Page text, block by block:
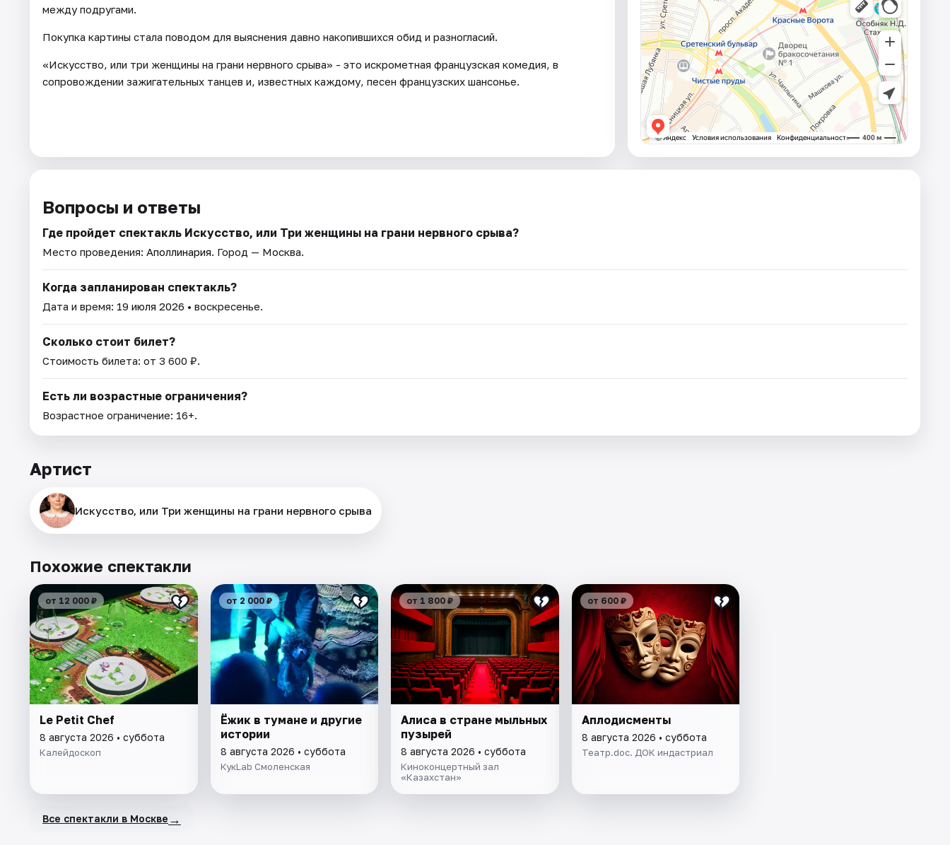
между подругами.
Покупка картины стала поводом для выяснения давно накопившихся обид и разногласий.
«Искусство, или три женщины на грани нервного срыва» - это искрометная французская комедия, в
сопровождении зажигательных танцев и, известных каждому, песен французских шансонье.
Вопросы и ответы
Где пройдет спектакль Искусство, или Три женщины на грани нервного срыва?
Место проведения: Аполлинария. Город — Москва.
Когда запланирован спектакль?
Дата и время: 19 июля 2026 • воскресенье.
Сколько стоит билет?
Стоимость билета: от 3 600 ₽.
Есть ли возрастные ограничения?
Возрастное ограничение: 16+.
Артист
Искусство, или Три женщины на грани нервного срыва
Похожие спектакли
от 12 000 ₽
Le Petit Chef
8 августа 2026 • суббота
Калейдоскоп
от 2 000 ₽
Ёжик в тумане и другие
истории
8 августа 2026 • суббота
КукLab Смоленская
от 1 800 ₽
Алиса в стране мыльных
пузырей
8 августа 2026 • суббота
Киноконцертный зал
«Казахстан»
от 600 ₽
Аплодисменты
8 августа 2026 • суббота
Театр.doc. ДОК индастриал
Все спектакли в Москве →